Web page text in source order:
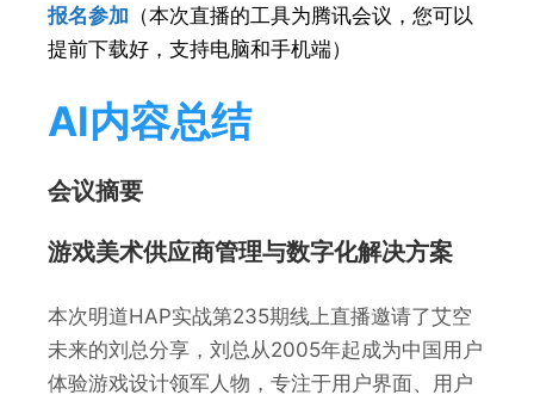
报名参加 （本次直播的工具为腾讯会议，您可以
提前下载好，支持电脑和手机端）
AI内容总结
会议摘要
游戏美术供应商管理与数字化解决方案
本次明道HAP实战第235期线上直播邀请了艾空
未来的刘总分享，刘总从2005年起成为中国用户
体验游戏设计领军人物，专注于用户界面、用户